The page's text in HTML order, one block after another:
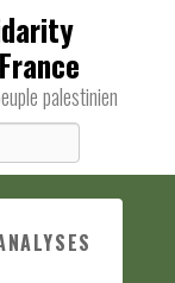
palestinien